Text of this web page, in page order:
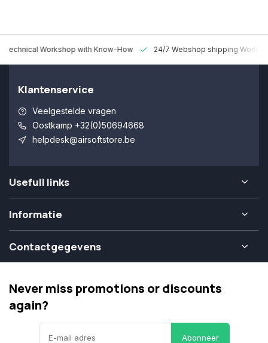
Technical Workshop with Know-How 24/7 Webshop shipping
Klantenservice
Veelgestelde vragen
Oostkamp +32(0)50694668
helpdesk@airsoftstore.be
Usefull links
Informatie
Contactgegevens
Never miss promotions or discounts
again?
Abonneer